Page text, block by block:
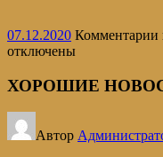
07.12.2020 Комментарии
отключены
ХОРОШИЕ
Автор